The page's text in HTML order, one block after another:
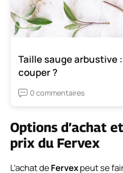
Taille sauge arbustive
couper ?
0 commentaires
Options d’achat
prix du Fervex
L’achat deFervexpeut se